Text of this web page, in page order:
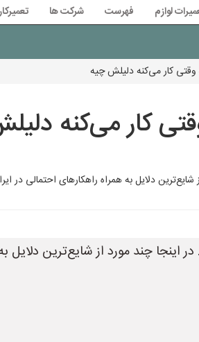
لوازم فهرست شرکت ها
کار می‌کنه دلیلش چیه
کار می‌کنه
همراه راهکارهای احتمالی در ایران آورده شده: **1. تسمه
چند مورد از شایع‌ترین دلایل